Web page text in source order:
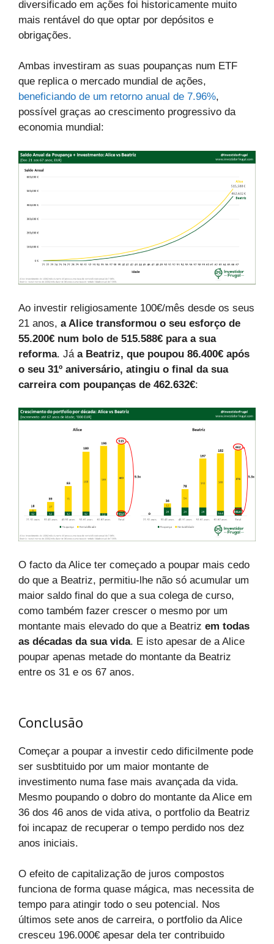
diversificado em ações foi historicamente muito
mais rentável do que optar por depósitos e
obrigações.
Ambas investiram as suas poupanças num ETF
que replica o mercado mundial de ações,
beneficiando de um retorno anual de 7.96%,
possível graças ao crescimento progressivo da
economia mundial:
Ao investir religiosamente 100€/mês desde os seus
21 anos, a Alice transformou o seu esforço de
55.200€ num bolo de 515.588€ para a sua
reforma. Já a Beatriz, que poupou 86.400€ após
o seu 31º aniversário, atingiu o final da sua
carreira com poupanças de 462.632€:
O facto da Alice ter começado a poupar mais cedo
do que a Beatriz, permitiu-lhe não só acumular um
maior saldo final do que a sua colega de curso,
como também fazer crescer o mesmo por um
montante mais elevado do que a Beatriz em todas
as décadas da sua vida. E isto apesar de a Alice
poupar apenas metade do montante da Beatriz
entre os 31 e os 67 anos.
Conclusão
Começar a poupar a investir cedo dificilmente pode
ser susbtituido por um maior montante de
investimento numa fase mais avançada da vida.
Mesmo poupando o dobro do montante da Alice em
36 dos 46 anos de vida ativa, o portfolio da Beatriz
foi incapaz de recuperar o tempo perdido nos dez
anos iniciais.
O efeito de capitalização de juros compostos
funciona de forma quase mágica, mas necessita de
tempo para atingir todo o seu potencial. Nos
últimos sete anos de carreira, o portfolio da Alice
cresceu 196.000€ apesar dela ter contribuido